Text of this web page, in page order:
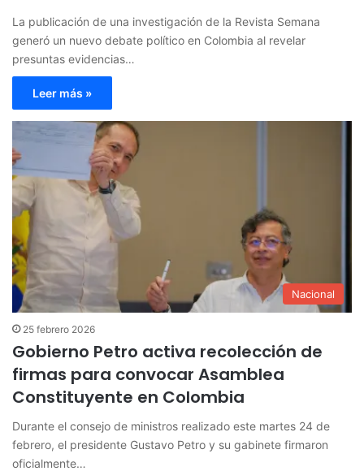
La publicación de una investigación de la Revista Semana
generó un nuevo debate político en Colombia al revelar
presuntas evidencias…
Leer más »
Nacional
25 febrero 2026
Gobierno Petro activa recolección de
firmas para convocar Asamblea
Constituyente en Colombia
Durante el consejo de ministros realizado este martes 24 de
febrero, el presidente Gustavo Petro y su gabinete firmaron
oficialmente…